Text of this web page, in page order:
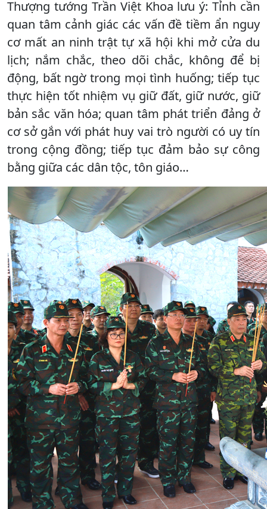
Thượng tướng Trần Việt Khoa lưu ý: Tỉnh cần
quan tâm cảnh giác các vấn đề tiềm ẩn nguy
cơ mất an ninh trật tự xã hội khi mở cửa du
lịch; nắm chắc, theo dõi chắc, không để bị
động, bất ngờ trong mọi tình huống; tiếp tục
thực hiện tốt nhiệm vụ giữ đất, giữ nước, giữ
bản sắc văn hóa; quan tâm phát triển đảng ở
cơ sở gắn với phát huy vai trò người có uy tín
trong cộng đồng; tiếp tục đảm bảo sự công
bằng giữa các dân tộc, tôn giáo…